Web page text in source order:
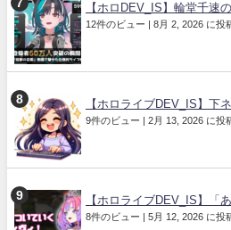
【ホロDEV_IS】輪堂千速
12件のビュー | 8月 2, 2026 に投
【ホロライブDEV_IS】下
9件のビュー | 2月 13, 2026 に投
【ホロライブDEV_IS】「
8件のビュー | 5月 12, 2026 に投